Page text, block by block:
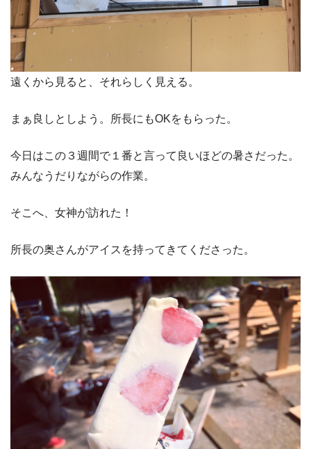
遠くから見ると、それらしく見える。
まぁ良しとしよう。所長にもOKをもらった。
今日はこの３週間で１番と言って良いほどの暑さだった。
みんなうだりながらの作業。
そこへ、女神が訪れた！
所長の奥さんがアイスを持ってきてくださった。